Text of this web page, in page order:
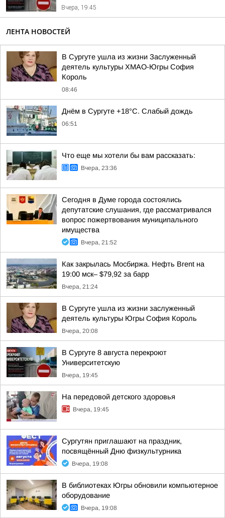
Вчера, 19:45
ЛЕНТА НОВОСТЕЙ
В Сургуте ушла из жизни Заслуженный
деятель культуры ХМАО-Югры София
Король
08:46
Днём в Сургуте +18°С. Слабый дождь
06:51
Что еще мы хотели бы вам рассказать:
Вчера, 23:36
Сегодня в Думе города состоялись
депутатские слушания, где рассматривался
вопрос пожертвования муниципального
имущества
Вчера, 21:52
Как закрылась Мосбиржа. Нефть Brent на
19:00 мск– $79,92 за барр
Вчера, 21:24
В Сургуте ушла из жизни заслуженный
деятель культуры Югры София Король
Вчера, 20:08
В Сургуте 8 августа перекроют
Университетскую
Вчера, 19:45
На передовой детского здоровья
Вчера, 19:45
Сургутян приглашают на праздник,
посвящённый Дню физкультурника
Вчера, 19:08
В библиотеках Югры обновили компьютерное
оборудование
Вчера, 19:08